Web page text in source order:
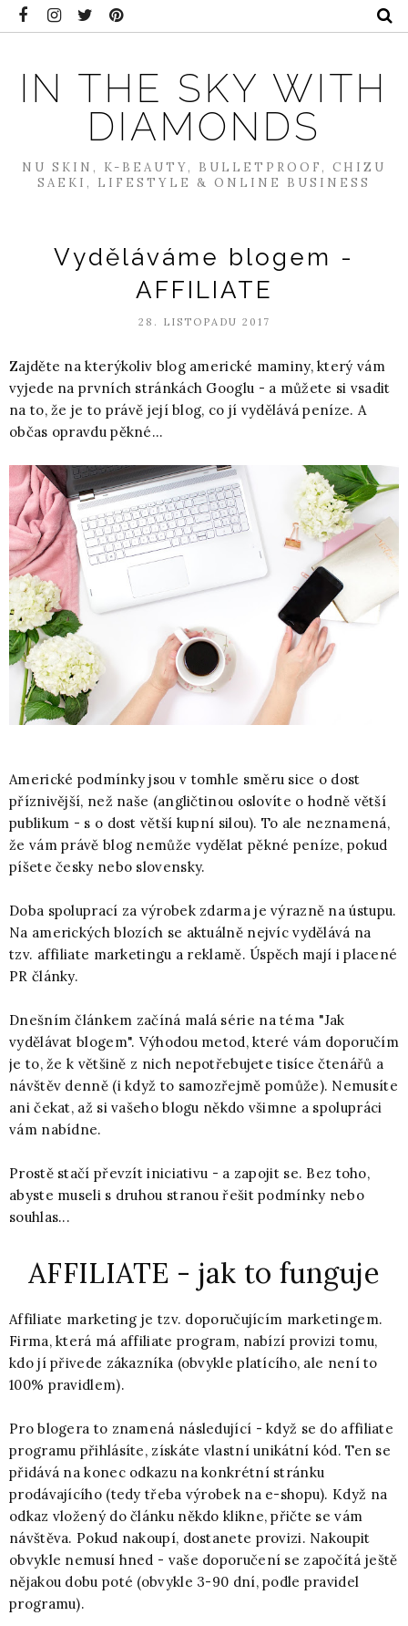
IN THE SKY WITH
DIAMONDS
NU SKIN, K-BEAUTY, BULLETPROOF, CHIZU
SAEKI, LIFESTYLE & ONLINE BUSINESS
Vyděláváme blogem -
AFFILIATE
28. LISTOPADU 2017
Zajděte na kterýkoliv blog americké maminy, který vám
vyjede na prvních stránkách Googlu - a můžete si vsadit
na to, že je to právě její blog, co jí vydělává peníze. A
občas opravdu pěkné...
Americké podmínky jsou v tomhle směru sice o dost
příznivější, než naše (angličtinou oslovíte o hodně větší
publikum - s o dost větší kupní silou). To ale neznamená,
že vám právě blog nemůže vydělat pěkné peníze, pokud
píšete česky nebo slovensky.
Doba spoluprací za výrobek zdarma je výrazně na ústupu.
Na amerických blozích se aktuálně nejvíc vydělává na
tzv. affiliate marketingu a reklamě. Úspěch mají i placené
PR články.
Dnešním článkem začíná malá série na téma "Jak
vydělávat blogem". Výhodou metod, které vám doporučím
je to, že k většině z nich nepotřebujete tisíce čtenářů a
návštěv denně (i když to samozřejmě pomůže). Nemusíte
ani čekat, až si vašeho blogu někdo všimne a spolupráci
vám nabídne.
Prostě stačí převzít iniciativu - a zapojit se. Bez toho,
abyste museli s druhou stranou řešit podmínky nebo
souhlas...
AFFILIATE - jak to funguje
Affiliate marketing je tzv. doporučujícím marketingem.
Firma, která má affiliate program, nabízí provizi tomu,
kdo jí přivede zákazníka (obvykle platícího, ale není to
100% pravidlem).
Pro blogera to znamená následující - když se do affiliate
programu přihlásíte, získáte vlastní unikátní kód. Ten se
přidává na konec odkazu na konkrétní stránku
prodávajícího (tedy třeba výrobek na e-shopu). Když na
odkaz vložený do článku někdo klikne, přičte se vám
návštěva. Pokud nakoupí, dostanete provizi. Nakoupit
obvykle nemusí hned - vaše doporučení se započítá ještě
nějakou dobu poté (obvykle 3-90 dní, podle pravidel
programu).